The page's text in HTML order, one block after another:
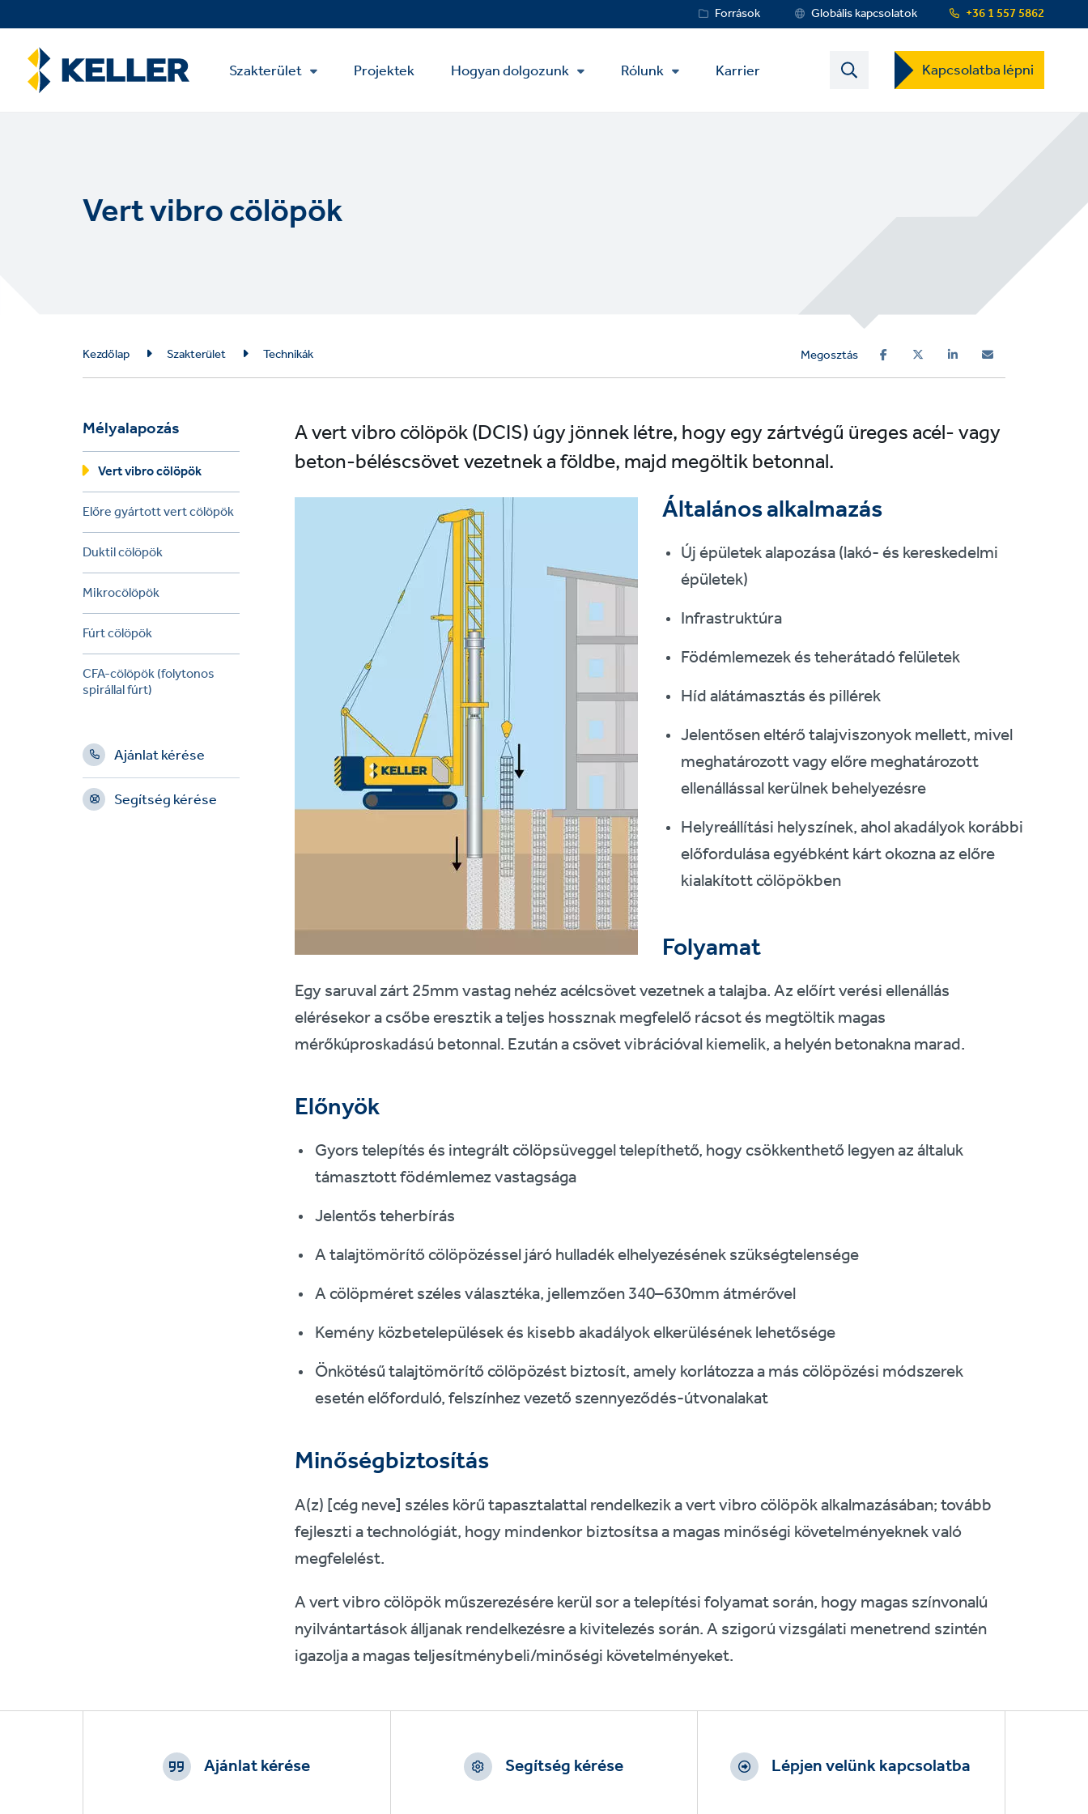
to
content
+36 1 557 5862
Service
MenuForrások Globális kapcsolatok
Main
Menu
Szakterület Projektek Hogyan dolgozunk Rólunk Karrier Contact
US
Dropdown
Kapcsolatba lépni
Vert vibro cölöpök
Breadcrumb
Kezdőlap Szakterület Technikák Megosztás
Mélyalapozás
Vert vibro cölöpök
Előre gyártott vert cölöpök
Duktil cölöpök
Mikrocölöpök
Fúrt cölöpök
CFA-cölöpök (folytonos
spirállal fúrt)
Ajánlat kérése
Segítség kérése
A vert vibro cölöpök (DCIS) úgy jönnek létre, hogy egy zártvégű üreges acél- vagy
beton-béléscsövet vezetnek a földbe, majd megöltik betonnal.
Általános alkalmazás
Új épületek alapozása (lakó- és kereskedelmi
épületek)
Infrastruktúra
Födémlemezek és teherátadó felületek
Híd alátámasztás és pillérek
Jelentősen eltérő talajviszonyok mellett, mivel
meghatározott vagy előre meghatározott
ellenállással kerülnek behelyezésre
Helyreállítási helyszínek, ahol akadályok korábbi
előfordulása egyébként kárt okozna az előre
kialakított cölöpökben
Folyamat
Egy saruval zárt 25mm vastag nehéz acélcsövet vezetnek a talajba. Az előírt verési ellenállás
elérésekor a csőbe eresztik a teljes hossznak megfelelő rácsot és megtöltik magas
mérőkúproskadású betonnal. Ezután a csövet vibrációval kiemelik, a helyén betonakna marad.
Előnyök
Gyors telepítés és integrált cölöpsüveggel telepíthető, hogy csökkenthető legyen az általuk
támasztott födémlemez vastagsága
Jelentős teherbírás
A talajtömörítő cölöpözéssel járó hulladék elhelyezésének szükségtelensége
A cölöpméret széles választéka, jellemzően 340–630mm átmérővel
Kemény közbetelepülések és kisebb akadályok elkerülésének lehetősége
Önkötésű talajtömörítő cölöpözést biztosít, amely korlátozza a más cölöpözési módszerek
esetén előforduló, felszínhez vezető szennyeződés-útvonalakat
Minőségbiztosítás
A(z) [cég neve] széles körű tapasztalattal rendelkezik a vert vibro cölöpök alkalmazásában; tovább
fejleszti a technológiát, hogy mindenkor biztosítsa a magas minőségi követelményeknek való
megfelelést.
A vert vibro cölöpök műszerezésére kerül sor a telepítési folyamat során, hogy magas színvonalú
nyilvántartások álljanak rendelkezésre a kivitelezés során. A szigorú vizsgálati menetrend szintén
igazolja a magas teljesítménybeli/minőségi követelményeket.
Footer
Ajánlat kérése Segítség kérése Lépjen velünk kapcsolatba